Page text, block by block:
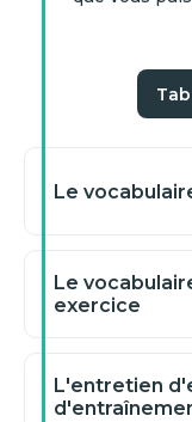
Tab
Le
Le
exercice
L'entretien